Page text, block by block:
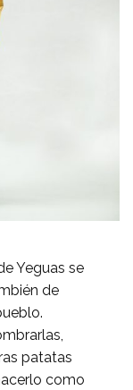
Yeguas se
de
patatas
como